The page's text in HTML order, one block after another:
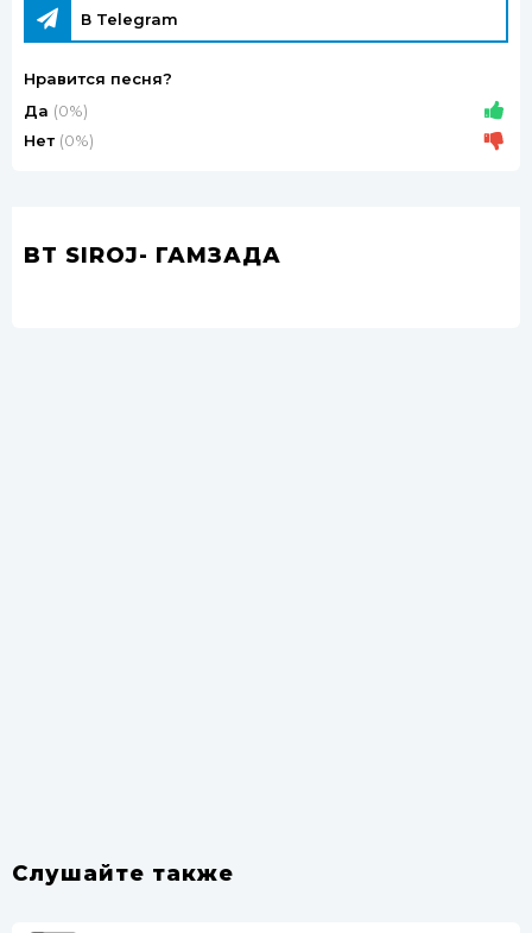
В Telegram
Нравится песня?
Да (0%)
Нет (0%)
BT SIROJ- ГАМЗАДА
Слушайте также